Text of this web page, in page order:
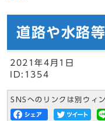
道路や水路
2021年4月1日
ID:1354
SNSへのリンクは別ウィ